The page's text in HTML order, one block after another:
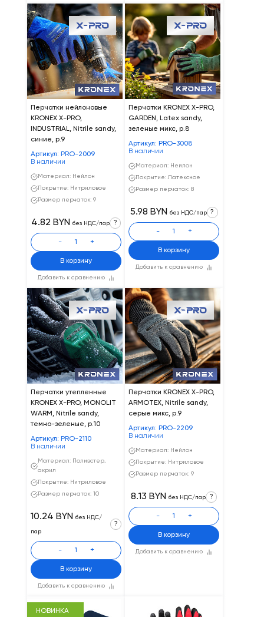
Перчатки нейлоновые
KRONEX X-PRO,
INDUSTRIAL, Nitrile sandy,
синие, р.9
Артикул: PRO-2009
В наличии
Материал: Нейлон
Покрытие: Нитриловое
Размер перчаток: 9
Добавить к сравнению
4.82 BYN без НДС/пар ?
- +
В корзину
Перчатки KRONEX X-PRO,
GARDEN, Latex sandy,
зеленые микс, р.8
Артикул: PRO-3008
В наличии
Материал: Нейлон
Покрытие: Латексное
Размер перчаток: 8
Добавить к сравнению
5.98 BYN без НДС/пар ?
- +
В корзину
Перчатки утепленные
KRONEX X-PRO, MONOLIT
WARM, Nitrile sandy,
темно-зеленые, р.10
Артикул: PRO-2110
В наличии
Материал: Полиэстер,
акрил
Покрытие: Нитриловое
Размер перчаток: 10
Добавить к сравнению
10.24 BYN без НДС/
пар
?
- +
В корзину
Перчатки KRONEX X-PRO,
ARMOTEX, Nitrile sandy,
серые микс, р.9
Артикул: PRO-2209
В наличии
Материал: Нейлон
Покрытие: Нитриловое
Размер перчаток: 9
Добавить к сравнению
8.13 BYN без НДС/пар ?
- +
В корзину
НОВИНКА